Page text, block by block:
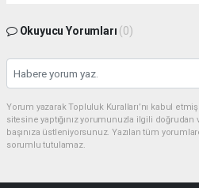
Okuyucu Yorumları (0)
Yorum yazarak Topluluk Kuralları’nı kabul
sitesine yaptığınız yorumunuzla ilgili
başınıza üstleniyorsunuz. Yazılan tüm
sorumlu tutulamaz.